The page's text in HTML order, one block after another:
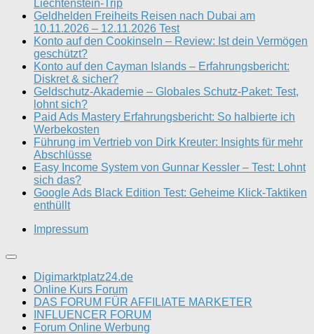
Liechtenstein-Trip
Geldhelden Freiheits Reisen nach Dubai am
10.11.2026 – 12.11.2026 Test
Konto auf den Cookinseln – Review: Ist dein Vermögen
geschützt?
Konto auf den Cayman Islands – Erfahrungsbericht:
Diskret & sicher?
Geldschutz-Akademie – Globales Schutz-Paket: Test,
lohnt sich?
Paid Ads Mastery Erfahrungsbericht: So halbierte ich
Werbekosten
Führung im Vertrieb von Dirk Kreuter: Insights für mehr
Abschlüsse
Easy Income System von Gunnar Kessler – Test: Lohnt
sich das?
Google Ads Black Edition Test: Geheime Klick-Taktiken
enthüllt
Impressum
Digimarktplatz24.de
Online Kurs Forum
DAS FORUM FÜR AFFILIATE MARKETER
INFLUENCER FORUM
Forum Online Werbung